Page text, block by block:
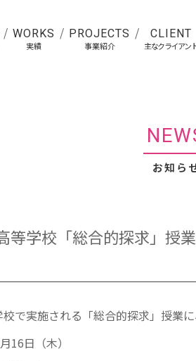
WORKS
実績
PROJECTS
事業紹介
CLIENT
主なクライアン
お知ら
等学校「総合的探求」授
で実施される「総合的探求」授業
16日（木）